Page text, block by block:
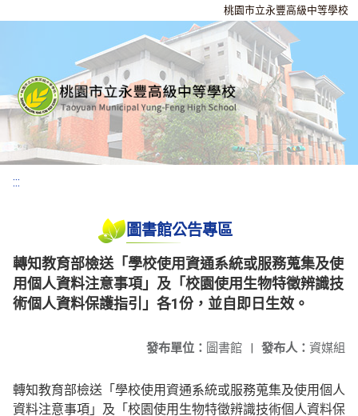
桃園市立永豐高級中等學校
:::
圖書館公告專區
轉知教育部檢送「學校使用資通系統或服務蒐集及使
用個人資料注意事項」及「校園使用生物特徵辨識技
術個人資料保護指引」各1份，並自即日生效。
發布人： 資媒組
發布單位： 圖書館 |
轉知教育部檢送「學校使用資通系統或服務蒐集及使用個人
資料注意事項」及「校園使用生物特徵辨識技術個人資料保